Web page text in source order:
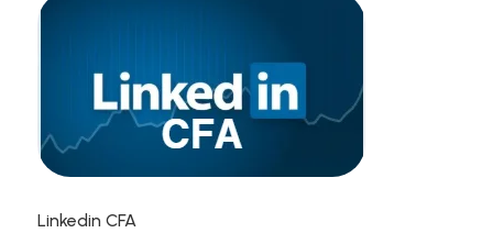
Linkedin CFA